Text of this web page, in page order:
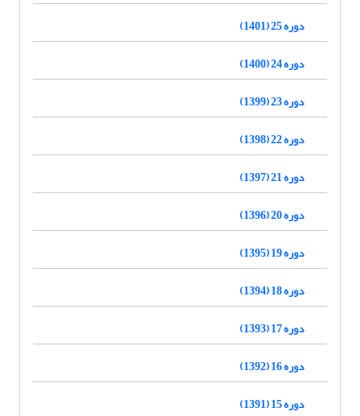
دوره 25 (1401)
دوره 24 (1400)
دوره 23 (1399)
دوره 22 (1398)
دوره 21 (1397)
دوره 20 (1396)
دوره 19 (1395)
دوره 18 (1394)
دوره 17 (1393)
دوره 16 (1392)
دوره 15 (1391)